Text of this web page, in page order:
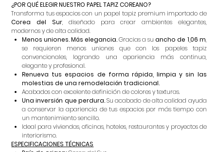
¿POR QUÉ ELEGIR NUESTRO PAPEL TAPIZ COREANO?
Transforma tus espacios con un papel tapiz premium importado de
Corea del Sur, diseñado para crear ambientes elegantes,
modernos y de alta calidad.
Menos uniones. Más elegancia.Gracias a suancho de 1,06 m,
se requieren menos uniones que con los papeles tapiz
convencionales, logrando una apariencia más continua,
elegante y profesional.
Renueva tus espacios de forma rápida, limpia y sin las
molestias de una remodelación tradicional.
Acabados con excelente definición de colores y texturas.
Una inversión que perdura.Su acabado de alta calidad ayuda
a conservar la apariencia de tus espacios por más tiempo con
un mantenimiento sencillo.
Ideal para viviendas, oficinas, hoteles, restaurantes y proyectos de
interiorismo.
ESPECIFICACIONES TÉCNICAS